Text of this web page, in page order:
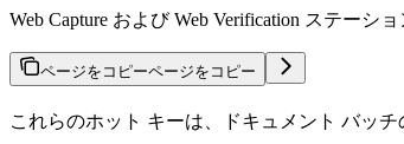
Web Capture および Web Verification ステー
ページをコピーページをコピー
これらのホット キーは、ドキュメント バッチ